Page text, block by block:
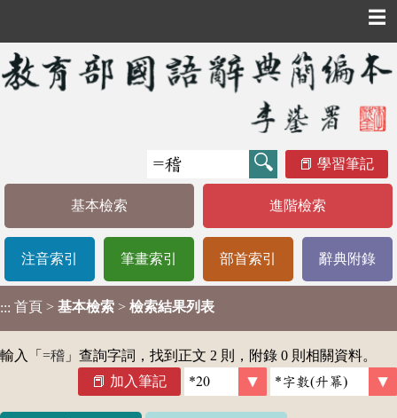
☰
學習筆記
基本檢索 進階檢索
注音索引 筆畫索引 部首索引 辭典附錄
::: 首頁 > 基本檢索 > 檢索結果列表
輸入「 =稽 」查詢字詞，找到正文 2 則，附錄 0 則相關資料。
加入筆記